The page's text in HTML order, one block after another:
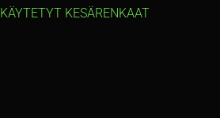
KÄYTETYT KESÄRENKAAT